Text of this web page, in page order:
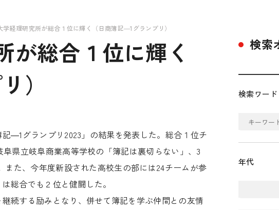
学経理研究所が総合１位に輝く（日商簿記―1グランプリ）
が総合１位に輝く
）
―1グランプリ2023」の結果を発表した。総合１位チ
県立岐阜商業高等学校の「簿記は裏切らない」、3
た、今年度新設された高校生の部には24チームが参
総合でも２位と健闘した。
続する励みとなり、併せて簿記を学ぶ仲間との友情
検索
検索ワード
年代